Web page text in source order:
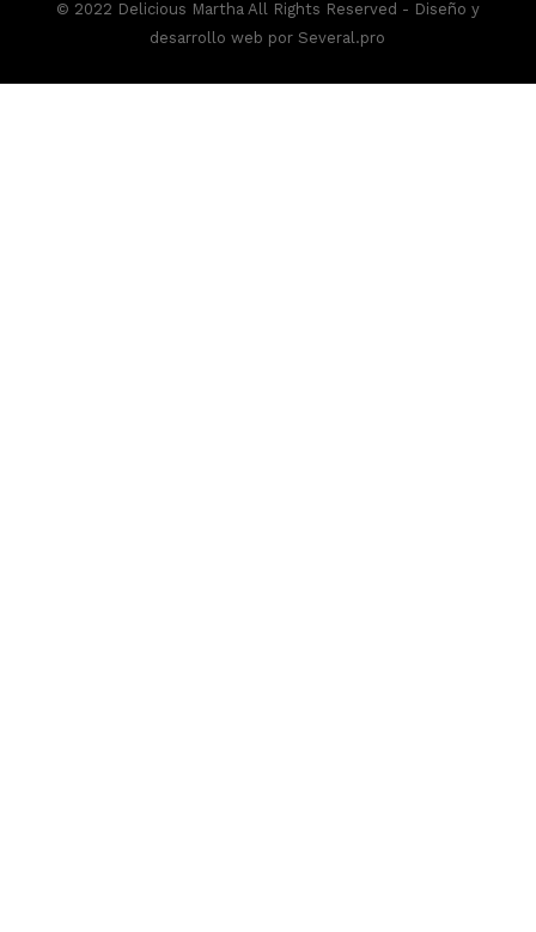
© 2022 Delicious Martha All Rights Reserved - Diseño y
desarrollo web por Several.pro